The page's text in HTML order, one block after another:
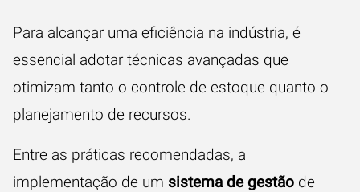
Para alcançar uma eficiência na indústria, é
essencial adotar técnicas avançadas que
otimizam tanto o controle de estoque quanto o
planejamento de recursos.
Entre as práticas recomendadas, a
implementação de um sistema de gestão de